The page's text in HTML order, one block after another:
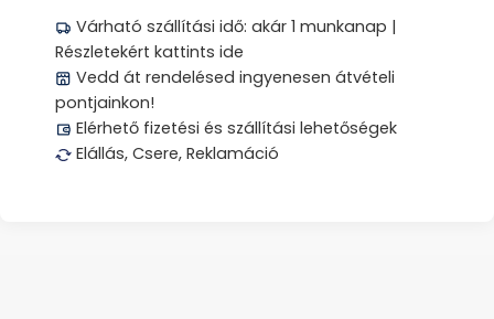
Várható szállítási idő: akár 1 munkanap |
Részletekért kattints ide
Vedd át rendelésed ingyenesen átvételi
pontjainkon!
Elérhető fizetési és szállítási lehetőségek
Elállás, Csere, Reklamáció